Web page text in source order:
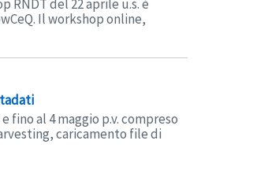
RNDT del 22 aprile u.s. è
Il workshop online,
fino al 4 maggio p.v. compreso
caricamento file di